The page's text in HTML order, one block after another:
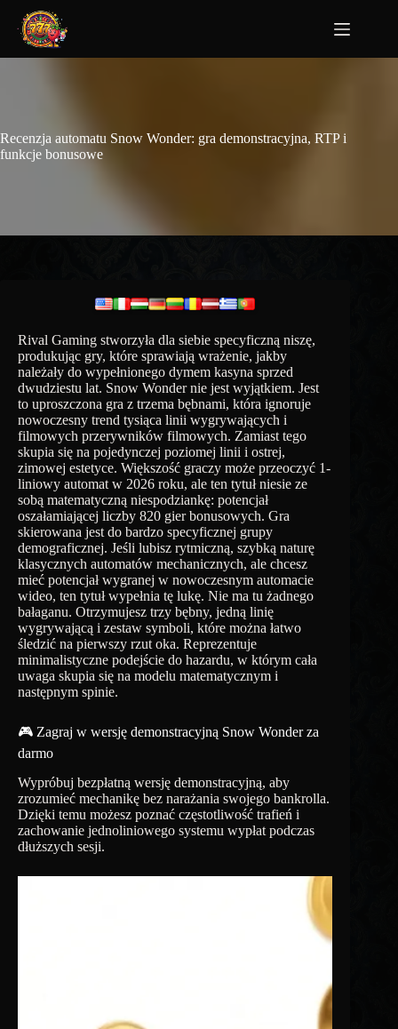
Recenzja automatu Snow Wonder: gra demonstracyjna, RTP i
funkcje bonusowe
Rival Gaming stworzyła dla siebie specyficzną niszę,
produkując gry, które sprawiają wrażenie, jakby
należały do ​​wypełnionego dymem kasyna sprzed
dwudziestu lat. Snow Wonder nie jest wyjątkiem. Jest
to uproszczona gra z trzema bębnami, która ignoruje
nowoczesny trend tysiąca linii wygrywających i
filmowych przerywników filmowych. Zamiast tego
skupia się na pojedynczej poziomej linii i ostrej,
zimowej estetyce. Większość graczy może przeoczyć 1-
liniowy automat w 2026 roku, ale ten tytuł niesie ze
sobą matematyczną niespodziankę: potencjał
oszałamiającej liczby 820 gier bonusowych. Gra
skierowana jest do bardzo specyficznej grupy
demograficznej. Jeśli lubisz rytmiczną, szybką naturę
klasycznych automatów mechanicznych, ale chcesz
mieć potencjał wygranej w nowoczesnym automacie
wideo, ten tytuł wypełnia tę lukę. Nie ma tu żadnego
bałaganu. Otrzymujesz trzy bębny, jedną linię
wygrywającą i zestaw symboli, które można łatwo
śledzić na pierwszy rzut oka. Reprezentuje
minimalistyczne podejście do hazardu, w którym cała
uwaga skupia się na modelu matematycznym i
następnym spinie.
🎮 Zagraj w wersję demonstracyjną Snow Wonder za
darmo
Wypróbuj bezpłatną wersję demonstracyjną, aby
zrozumieć mechanikę bez narażania swojego bankrolla.
Dzięki temu możesz poznać częstotliwość trafień i
zachowanie jednoliniowego systemu wypłat podczas
dłuższych sesji.